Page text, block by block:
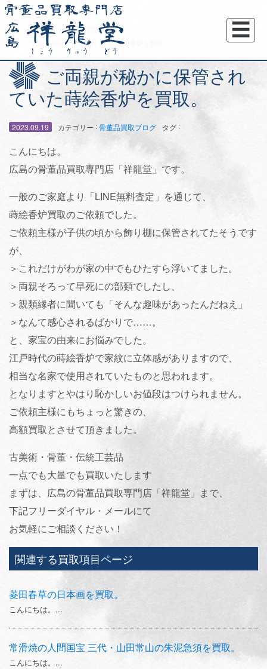
☰
トップページ
骨董品買取ブログ
ご両親が秘かに保管されていた蒔絵香炉を買取。
ご両親が秘かに保管され
ていた蒔絵香炉を買取。
2023.09.19 カテゴリー :骨董品買取ブログ タグ :
こんにちは。
広島の骨董品買取専門店「祥龍堂」です。
一般のご家庭より「LINE無料査定」を通じて、
蒔絵香炉買取のご依頼でした。
ご依頼主様が子供の頃から飾り棚に保管されてたそうです
が、
＞これだけがわが家の中でもひたすら浮いてました。
＞両親そろって早死にの部類でしたし、
＞親類縁者に聞いても「そんな趣味があったんだねえ」
＞なんて感心されるばかりで……。
と、家宝の由来にお悩みでした。
江戸時代の蒔絵香炉で家紋に立体感がありますので、
相当な名家で使用されていたものと思われます。
となりますとやはり恥かしいお値段はつけられません。
ご依頼主様にもちょっと驚きの、
高額買取とさせて頂きました。
古美術・骨董・伝統工芸品
一点でも大量でも買取いたします
まずは、広島の骨董品買取専門店「祥龍堂」まで、
下記フリーダイヤル・メールにて
お気軽にご相談ください！
関連する買取項目ページ
菱田春草の日本画を買取。
こんにちは。...
常滑焼の人間国宝 三代・山田常山の朱泥急須を買取。
こんにちは。...